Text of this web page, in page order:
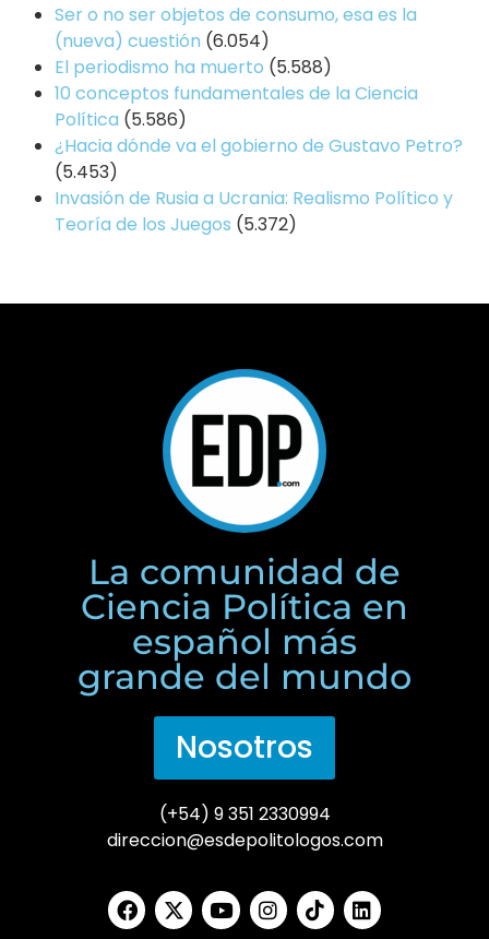
Ser o no ser objetos de consumo, esa es la
(nueva) cuestión (6.054)
El periodismo ha muerto (5.588)
10 conceptos fundamentales de la Ciencia
Política (5.586)
¿Hacia dónde va el gobierno de Gustavo Petro?
(5.453)
Invasión de Rusia a Ucrania: Realismo Político y
Teoría de los Juegos (5.372)
La comunidad de
Ciencia Política en
español más
grande del mundo
Nosotros
(+54) 9 351 2330994
direccion@esdepolitologos.com